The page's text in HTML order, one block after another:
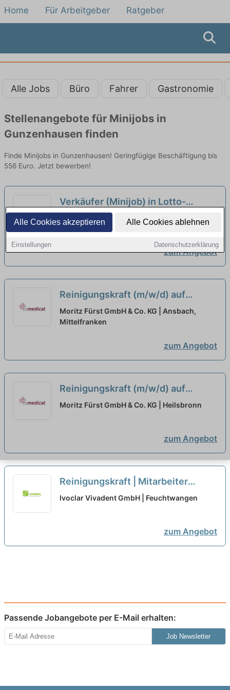
Alle Cookies akzeptieren Alle Cookies ablehnen
Einstellungen Datenschutzerklärung
Home Für Arbeitgeber Ratgeber
Alle Jobs Büro Fahrer Gastronomie
Stellenangebote für Minijobs in
Gunzenhausen finden
Finde Minijobs in Gunzenhausen! Geringfügige Beschäftigung bis
556 Euro. Jetzt bewerben!
Verkäufer (Minijob) in Lotto-
Annahmestelle (m/w/d)
Dreiblatt Sales GmbH & Co. KG | Ansbach
zum Angebot
Reinigungskraft (m/w/d) auf
Minijob-Basis, 1:40 Std. / Tag
Moritz Fürst GmbH & Co. KG | Ansbach,
Mittelfranken
zum Angebot
Reinigungskraft (m/w/d) auf
Minijob-Basis oder in Teilzeit, bis
Moritz Fürst GmbH & Co. KG | Heilsbronn
zum Angebot
Reinigungskraft | Mitarbeiter
Gebäudereinigung (all genders) -
Ivoclar Vivadent GmbH | Feuchtwangen
zum Angebot
Passende Jobangebote per E-Mail erhalten:
Job Newsletter